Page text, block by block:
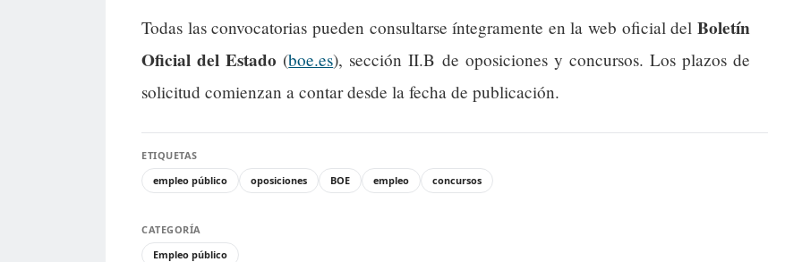
Todas las convocatorias pueden consultarse íntegramente en la web oficial del Boletín
Oficial del Estado (boe.es), sección II.B de oposiciones y concursos. Los plazos de
solicitud comienzan a contar desde la fecha de publicación.
ETIQUETAS
empleo público
oposiciones BOE empleo concursos
CATEGORÍA
Empleo público